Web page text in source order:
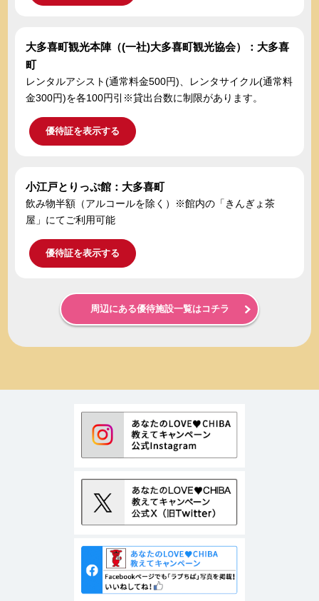
大多喜町観光本陣（(一社)大多喜町観光協会）：大多喜
町
レンタルアシスト(通常料金500円)、レンタサイクル(通常料
金300円)を各100円引※貸出台数に制限があります。
優待証を表示する
小江戸とりっぷ館：大多喜町
飲み物半額（アルコールを除く）※館内の「きんぎょ茶
屋」にてご利用可能
優待証を表示する
周辺にある優待施設一覧はコチラ